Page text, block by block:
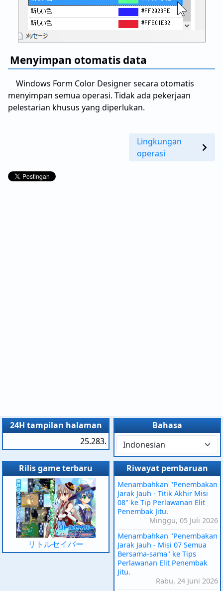
Menyimpan otomatis data
Windows Form Color Designer secara otomatis
menyimpan semua operasi. Tidak ada pekerjaan
pelestarian khusus yang diperlukan.
Lingkungan
operasi
24H tampilan halaman
25.283.
Bahasa
Rilis game terbaru
リトルセイバー
Riwayat pembaruan
Menambahkan "Penembakan
Jarak Jauh - Titik Akhir Misi
08" ke Tip Perlawanan Elit
Penembak Jitu.
Minggu, 05 Juli 2026
Menambahkan "Penembakan
Jarak Jauh - Misi 07 Semua
Bersama-sama" ke Tips
Perlawanan Elit Penembak
Jitu.
Rabu, 24 Juni 2026